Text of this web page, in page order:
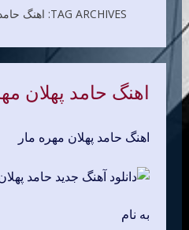
TAG ARCHIVES: اهنگ حامد پهلان مهره مار 128K
اهنگ حامد پهلان
اهنگ حامد پهلان مهره مار
به نام